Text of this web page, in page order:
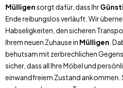
Mülligensorgt dafür, dass Ihr
Ende reibungslos verläuft. Wir
Habseligkeiten, den sicheren
Ihrem neuen Zuhause in Mülligen .
behutsam mit zerbrechlichen
sicher, dass all Ihre Möbel und
einwandfreiem Zustand ankommen.